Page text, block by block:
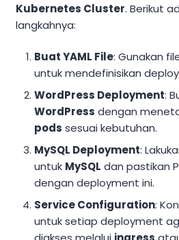
Kubernetes Cluster. Berikut
langkahnya:
Buat YAML File: Gunakan
untuk mendefinisikan
WordPress Deployment:
WordPress dengan
pods sesuai kebutuhan.
MySQL Deployment:
untuk MySQL dan pastikan
dengan deployment ini.
Service Configuration:
untuk setiap deployment